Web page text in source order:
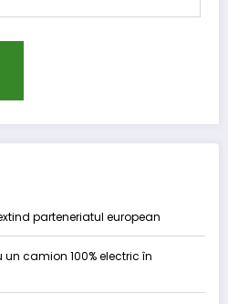
parteneriatul european
un camion 100% electric în